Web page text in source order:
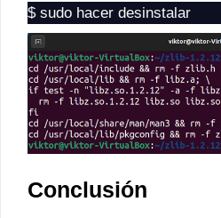
$ sudo hacer desinstalar
Conclusión